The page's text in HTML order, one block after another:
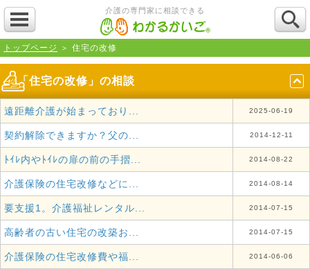
介護の専門家に相談できる
トップページ ＞ 住宅の改修
「住宅の改修」の相談
遠距離介護が始まっており... 2025-06-19
契約解除できますか？父の... 2014-12-11
ﾄｲﾚ内やﾄｲﾚの扉の前の手摺... 2014-08-22
介護保険の住宅改修などに... 2014-08-14
要支援1。介護福祉レンタル... 2014-07-15
高齢者の古い住宅の改築お... 2014-07-15
介護保険の住宅改修費や福... 2014-06-06